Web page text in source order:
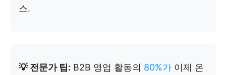
스.
💡 전문가 팁: B2B 영업 활동의 80%가 이제 온